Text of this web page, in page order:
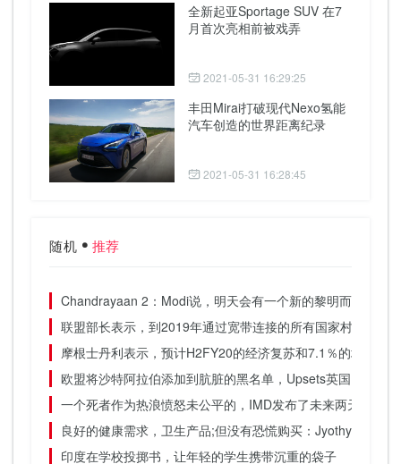
全新起亚Sportage SUV 在7
月首次亮相前被戏弄
2021-05-31 16:29:25
丰田Mirai打破现代Nexo氢能
汽车创造的世界距离纪录
2021-05-31 16:28:45
随机 推荐
Chandrayaan 2：Modi说，明天会有一个新的黎明而美好的
联盟部长表示，到2019年通过宽带连接的所有国家村庄
摩根士丹利表示，预计H2FY20的经济复苏和7.1％的增长率
欧盟将沙特阿拉伯添加到肮脏的黑名单，Upsets英国
一个死者作为热浪愤怒未公平的，IMD发布了未来两天的警告
良好的健康需求，卫生产品;但没有恐慌购买：Jyothy Labs.
印度在学校投掷书，让年轻的学生携带沉重的袋子